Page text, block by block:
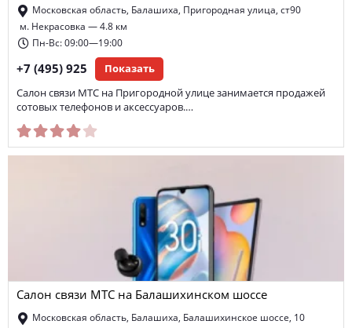
Московская область, Балашиха, Пригородная улица, ст90
м. Некрасовка — 4.8 км
Пн-Вс: 09:00—19:00
+7 (495) 925 Показать
Салон связи МТС на Пригородной улице занимается продажей
сотовых телефонов и аксессуаров.…
Салон связи МТС на Балашихинском шоссе
Московская область, Балашиха, Балашихинское шоссе, 10